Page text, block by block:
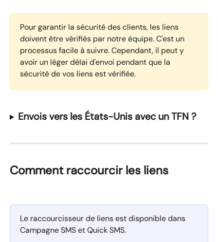
Pour garantir la sécurité des clients, les liens
doivent être vérifiés par notre équipe. C'est un
processus facile à suivre. Cependant, il peut y
avoir un léger délai d'envoi pendant que la
sécurité de vos liens est vérifiée.
Envois vers les États-Unis avec un TFN ?
Comment raccourcir les liens
Le raccourcisseur de liens est disponible dans
Campagne SMS et Quick SMS.